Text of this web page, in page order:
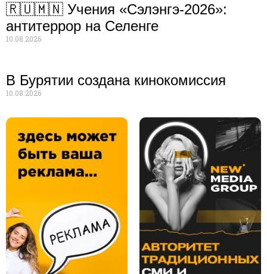
🇷🇺🇲🇳 Учения «Сэлэнгэ-2026»:
антитеррор на Селенге
10.08.2026
В Бурятии создана кинокомиссия
10.08.2026